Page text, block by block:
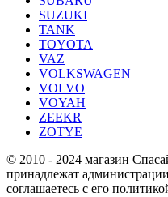
SUZUKI
TANK
TOYOTA
VAZ
VOLKSWAGEN
VOLVO
VOYAH
ZEEKR
ZOTYE
© 2010 - 2024 магазин
принадлежат администрации
соглашаетесь с его